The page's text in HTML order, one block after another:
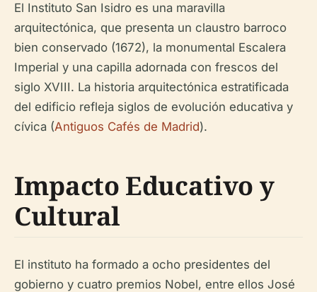
El Instituto San Isidro es una maravilla
arquitectónica, que presenta un claustro barroco
bien conservado (1672), la monumental Escalera
Imperial y una capilla adornada con frescos del
siglo XVIII. La historia arquitectónica estratificada
del edificio refleja siglos de evolución educativa y
cívica (Antiguos Cafés de Madrid).
Impacto Educativo y
Cultural
El instituto ha formado a ocho presidentes del
gobierno y cuatro premios Nobel, entre ellos José